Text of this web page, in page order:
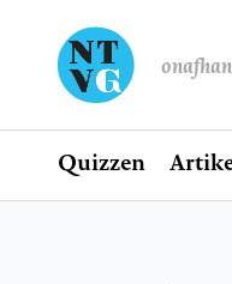
Home
Quizzen